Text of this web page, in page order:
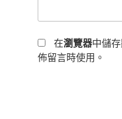
在瀏覽器中儲
佈留言時使用。